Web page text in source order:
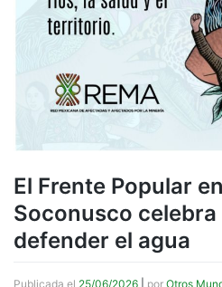
El Frente Popular
Soconusco celebra
defender el agua
Publicada el 25/06/2026 por Otros